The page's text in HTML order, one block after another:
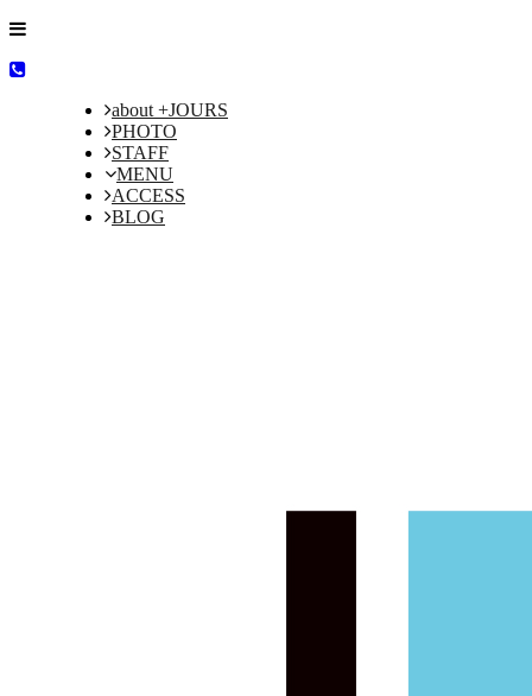
about +JOURS
PHOTO
STAFF
MENU
ACCESS
BLOG